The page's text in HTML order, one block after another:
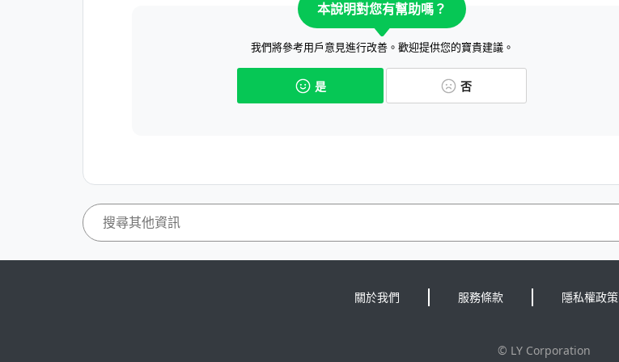
本說明對您有幫助嗎？
我們將參考用戶意見進行改善。歡迎提供您的寶貴建議。
是 否
關於我們 服務條款 隱私權政策
© LY Corporation